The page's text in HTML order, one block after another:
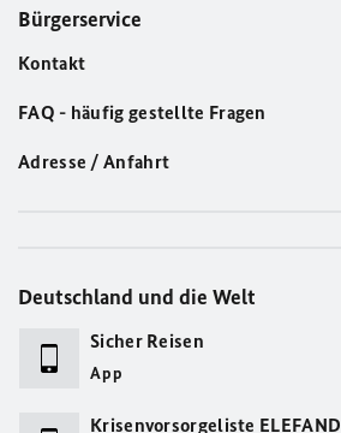
Bürgerservice
Kontakt
FAQ - häufig gestellte Fragen
Adresse / Anfahrt
Deutschland und die Welt
Sicher Reisen
App
Krisenvorsorgeliste ELEFAND